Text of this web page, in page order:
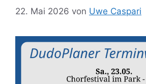
22. Mai 2026 von Uwe Caspari